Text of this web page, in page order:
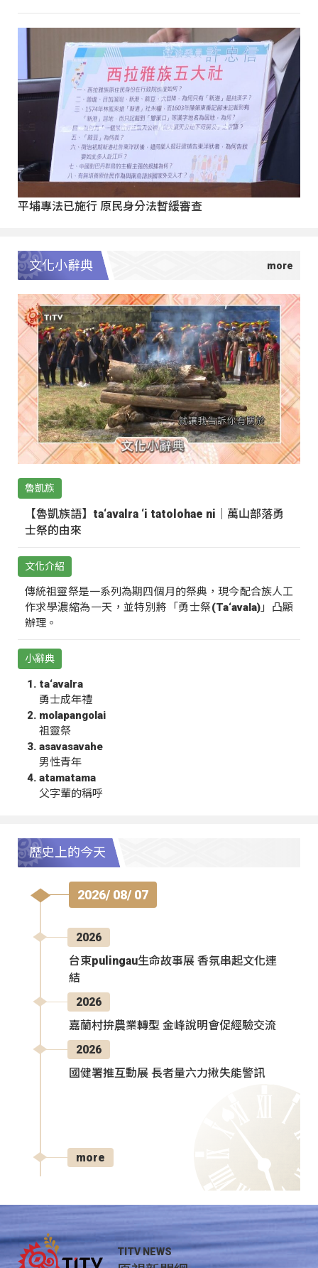
平埔專法已施行 原民身分法暫緩審查
文化小辭典
魯凱族
【魯凱族語】ta‘avalra ‘i tatolohae ni｜萬山部落勇
士祭的由來
文化介紹
傳統祖靈祭是一系列為期四個月的祭典，現今配合族人工
作求學濃縮為一天，並特別將「勇士祭(Ta‘avala)」凸顯
辦理。
小辭典
ta‘avalra
勇士成年禮
molapangolai
祖靈祭
asavasavahe
男性青年
atamatama
父字輩的稱呼
歷史上的今天
2026/ 08/ 07
2026
台東pulingau生命故事展 香氛串起文化連
結
2026
嘉蘭村拚農業轉型 金峰說明會促經驗交流
2026
國健署推互動展 長者量六力揪失能警訊
more
TITV NEWS